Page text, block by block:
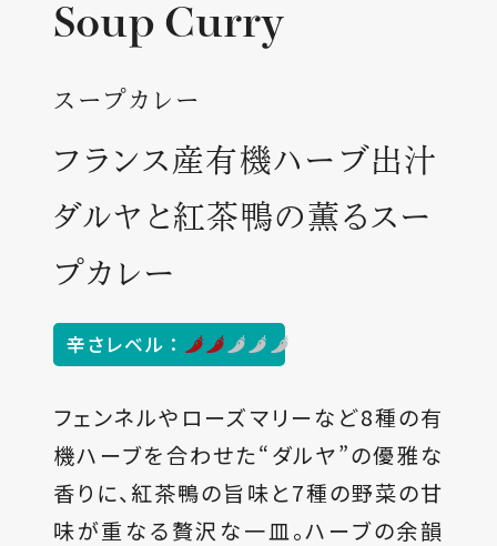
フランス産有機ハーブ出汁
ダルヤと紅茶鴨の薫るスー
プカレー
Soup Curry
スープカレー
辛さレベル
フェンネルやローズマリーなど8種の有
機ハーブを合わせた“ダルヤ”の優雅な
香りに、紅茶鴨の旨味と7種の野菜の甘
味が重なる贅沢な一皿。ハーブの余韻